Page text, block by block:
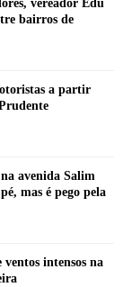
vereador Edu
bairros de
a partir
avenida Salim
mas é pego pela
intensos na